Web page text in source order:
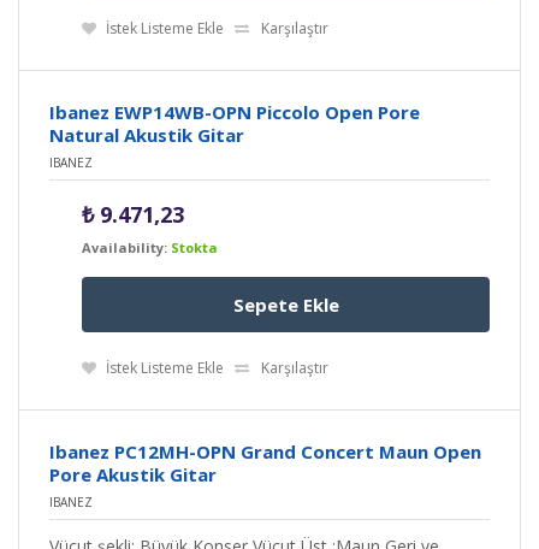
İstek Listeme Ekle Karşılaştır
Ibanez EWP14WB-OPN Piccolo Open Pore
Natural Akustik Gitar
IBANEZ
₺9.471,23
Availability: Stokta
Sepete Ekle
İstek Listeme Ekle Karşılaştır
Ibanez PC12MH-OPN Grand Concert Maun Open
Pore Akustik Gitar
IBANEZ